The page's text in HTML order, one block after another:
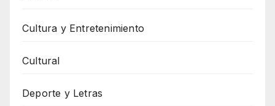
Cultura y Entretenimiento
Cultural
Deporte y Letras